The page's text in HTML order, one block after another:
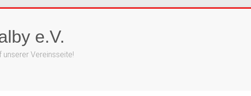
e.V.
unserer Vereinsseite!